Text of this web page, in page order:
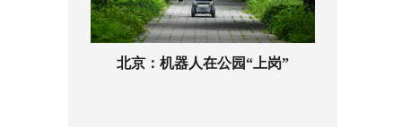
北京：机器人在公园“上岗”